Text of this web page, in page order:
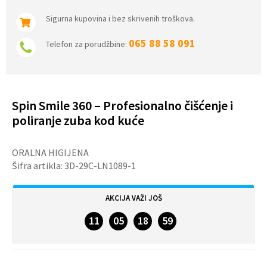
Sigurna kupovina i bez skrivenih troškova.
Telefon za porudžbine: 065 88 58 091
Spin Smile 360 – Profesionalno čišćenje i
poliranje zuba kod kuće
ORALNA HIGIJENA
Šifra artikla: 3D-29C-LN1089-1
AKCIJA VAŽI JOŠ
11 05 18 58